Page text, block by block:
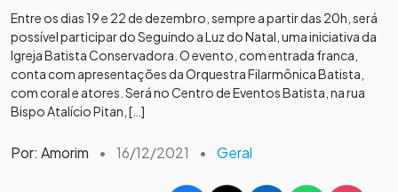
Entre os dias 19 e 22 de dezembro, sempre a partir das 20h, será
possível participar do Seguindo a Luz do Natal, uma iniciativa da
Igreja Batista Conservadora. O evento, com entrada franca,
conta com apresentações da Orquestra Filarmônica Batista,
com coral e atores. Será no Centro de Eventos Batista, na rua
Bispo Atalício Pitan, […]
Por: Amorim • 16/12/2021 • Geral